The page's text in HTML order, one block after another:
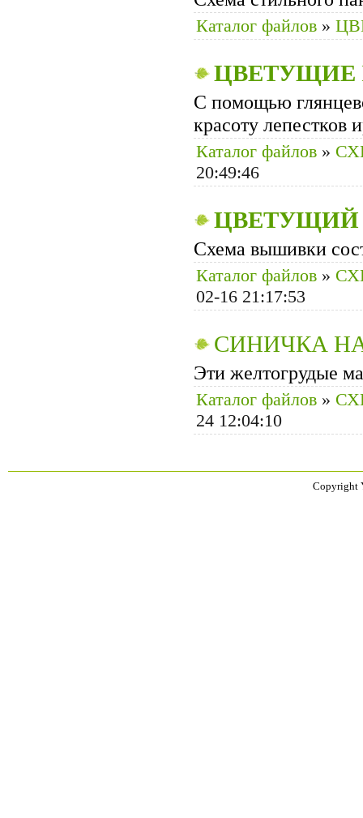
Каталог файлов »
ЦВЕТУЩИЕ
С помощью
красоту лепестков
Каталог файлов »
20:49:46
ЦВЕТУЩИЙ
Схема вышивки
Каталог файлов »
02-16 21:17:53
СИНИЧКА
Эти желтогрудые
Каталог файлов »
24 12:04:10
Copyright